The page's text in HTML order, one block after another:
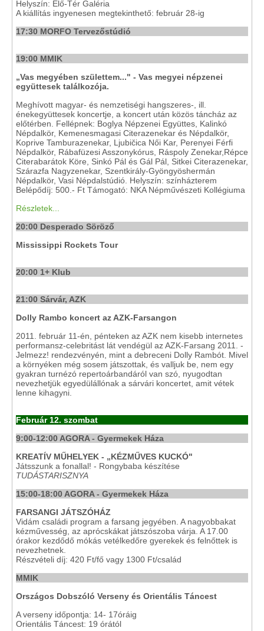
Helyszín: Élő-Tér Galéria
A kiállítás ingyenesen megtekinthető: február 28-ig
17:30 MORFO Tervezőstúdió
19:00 MMIK
„Vas megyében születtem..." - Vas megyei népzenei
együttesek találkozója.
Meghívott magyar- és nemzetiségi hangszeres-, ill.
énekegyüttesek koncertje, a koncert után közös táncház az
előtérben. Fellépnek: Boglya Népzenei Együttes, Kalinkó
Népdalkör, Kemenesmagasi Citerazenekar és Népdalkör,
Koprive Tamburazenekar, Ljubičica Női Kar, Perenyei Férfi
Népdalkör, Rábafüzesi Asszonykórus, Ráspoly Zenekar,Répce
Citerabarátok Köre, Sinkó Pál és Gál Pál, Sitkei Citerazenekar,
Szárazfa Nagyzenekar, Szentkirály-Gyöngyöshermán
Népdalkör, Vasi Népdalstúdió. Helyszín: színházterem
Belépődíj: 500.- Ft Támogató: NKA Népművészeti Kollégiuma
Részletek...
20:00 Desperado Söröző
Mississippi Rockets Tour
20:00 1+ Klub
21:00 Sárvár, AZK
Dolly Rambo koncert az AZK-Farsangon
2011. február 11-én, pénteken az AZK nem kisebb internetes
performansz-celebritást lát vendégül az AZK-Farsang 2011. -
Jelmezz! rendezvényén, mint a debreceni Dolly Rambót. Mivel
a környéken még sosem játszottak, és valljuk be, nem egy
gyakran turnézó repertoárbandáról van szó, nyugodtan
nevezhetjük egyedülállónak a sárvári koncertet, amit vétek
lenne kihagyni.
Február 12. szombat
9:00-12:00 AGORA - Gyermekek Háza
KREATÍV MŰHELYEK - „KÉZMŰVES KUCKÓ"
Játsszunk a fonallal! - Rongybaba készítése
TUDÁSTARISZNYA
15:00-18:00 AGORA - Gyermekek Háza
FARSANGI JÁTSZÓHÁZ
Vidám családi program a farsang jegyében. A nagyobbakat
kézművesség, az aprócskákat játszószoba várja. A 17.00
órakor kezdődő mókás vetélkedőre gyerekek és felnőttek is
nevezhetnek.
Részvételi díj: 420 Ft/fő vagy 1300 Ft/család
MMIK
Országos Dobszóló Verseny és Orientális Táncest
A verseny időpontja: 14- 17óráig
Orientális Táncest: 19 órától